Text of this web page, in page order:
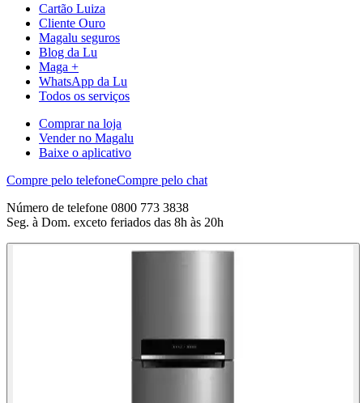
Cartão Luiza
Cliente Ouro
Magalu seguros
Blog da Lu
Maga +
WhatsApp da Lu
Todos os serviços
Comprar na loja
Vender no Magalu
Baixe o aplicativo
Compre pelo telefoneCompre pelo chat
Número de telefone 0800 773 3838
Seg. à Dom. exceto feriados das 8h às 20h